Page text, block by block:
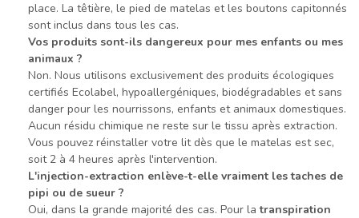
place. La têtière, le pied de matelas et les boutons capitonnés
sont inclus dans tous les cas.
Vos produits sont-ils dangereux pour mes enfants ou mes
animaux ?
Non. Nous utilisons exclusivement des produits écologiques
certifiés Ecolabel, hypoallergéniques, biodégradables et sans
danger pour les nourrissons, enfants et animaux domestiques.
Aucun résidu chimique ne reste sur le tissu après extraction.
Vous pouvez réinstaller votre lit dès que le matelas est sec,
soit 2 à 4 heures après l'intervention.
L'injection-extraction enlève-t-elle vraiment les taches de
pipi ou de sueur ?
Oui, dans la grande majorité des cas. Pour latranspiration